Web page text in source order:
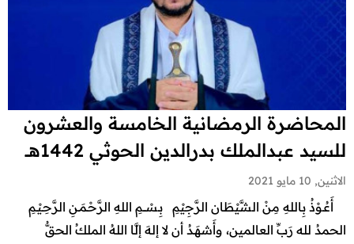
المحاضرة الرمضانية الخامسة والعشرون
للسيد عبدالملك بدرالدين الحوثي 1442هــ
الاثنين, 10 مايو 2021
أَعُـوْذُ بِاللهِ مِنْ الشَّيْطَان الرَّجِيْمِ بِـسْـــمِ اللهِ الرَّحْـمَـنِ الرَّحِـيْـمِ
الحمدُ لله رَبِّ العالمين، وأَشهَـدُ أن لا إلهَ إلَّا اللهُ الملكُ الحقُّ